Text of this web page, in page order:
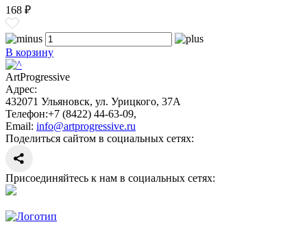
168 ₽
В корзину
ArtProgressive
Адрес:
432071 Ульяновск, ул. Урицкого, 37А
Телефон:+7 (8422) 44-63-09,
Email: info@artprogressive.ru
Поделиться сайтом в социальных сетях:
Присоединяйтесь к нам в социальных сетях: